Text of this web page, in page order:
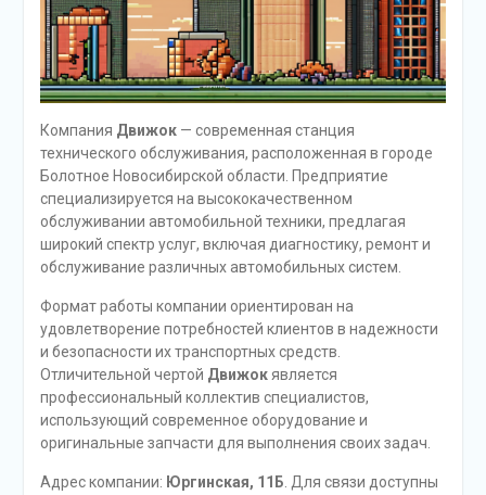
Компания Движок— современная станция
технического обслуживания, расположенная в городе
Болотное Новосибирской области. Предприятие
специализируется на высококачественном
обслуживании автомобильной техники, предлагая
широкий спектр услуг, включая диагностику, ремонт и
обслуживание различных автомобильных систем.
Формат работы компании ориентирован на
удовлетворение потребностей клиентов в надежности
и безопасности их транспортных средств.
Отличительной чертой Движокявляется
профессиональный коллектив специалистов,
использующий современное оборудование и
оригинальные запчасти для выполнения своих задач.
Адрес компании: Юргинская, 11Б. Для связи доступны